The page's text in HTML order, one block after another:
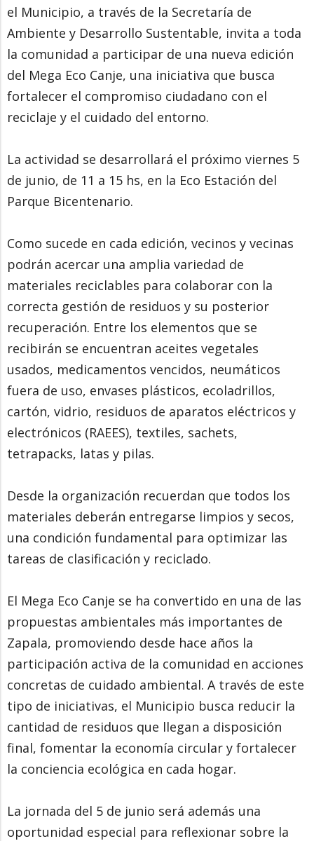
el Municipio, a través de la Secretaría de
Ambiente y Desarrollo Sustentable, invita a toda
la comunidad a participar de una nueva edición
del Mega Eco Canje, una iniciativa que busca
fortalecer el compromiso ciudadano con el
reciclaje y el cuidado del entorno.
La actividad se desarrollará el próximo viernes 5
de junio, de 11 a 15 hs, en la Eco Estación del
Parque Bicentenario.
Como sucede en cada edición, vecinos y vecinas
podrán acercar una amplia variedad de
materiales reciclables para colaborar con la
correcta gestión de residuos y su posterior
recuperación. Entre los elementos que se
recibirán se encuentran aceites vegetales
usados, medicamentos vencidos, neumáticos
fuera de uso, envases plásticos, ecoladrillos,
cartón, vidrio, residuos de aparatos eléctricos y
electrónicos (RAEES), textiles, sachets,
tetrapacks, latas y pilas.
Desde la organización recuerdan que todos los
materiales deberán entregarse limpios y secos,
una condición fundamental para optimizar las
tareas de clasificación y reciclado.
El Mega Eco Canje se ha convertido en una de las
propuestas ambientales más importantes de
Zapala, promoviendo desde hace años la
participación activa de la comunidad en acciones
concretas de cuidado ambiental. A través de este
tipo de iniciativas, el Municipio busca reducir la
cantidad de residuos que llegan a disposición
final, fomentar la economía circular y fortalecer
la conciencia ecológica en cada hogar.
La jornada del 5 de junio será además una
oportunidad especial para reflexionar sobre la